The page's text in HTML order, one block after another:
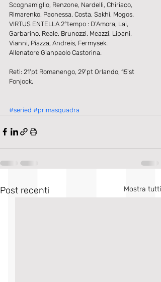
Scognamiglio, Renzone, Nardelli, Chiriaco,
Rimarenko, Paonessa, Costa, Sakhi, Mogos.
VIRTUS ENTELLA 2°tempo : D'Amora, Lai,
Garbarino, Reale, Brunozzi, Meazzi, Lipani,
Vianni, Piazza, Andreis, Fermysek.
Allenatore Gianpaolo Castorina.
Reti: 21'pt Romanengo, 29'pt Orlando, 15'st
Fonjock.
#seried #primasquadra
Post recenti Mostra tutti